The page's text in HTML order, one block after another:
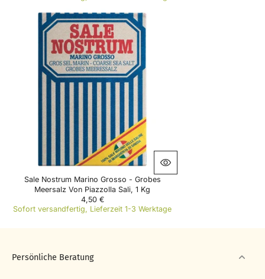
G
U
L
A
R
P
R
I
C
E
4
5
0
€
Sale Nostrum Marino Grosso - Grobes
Meersalz Von Piazzolla Sali, 1 Kg
R
E
A
4,50 €
Sofort versandfertig, Lieferzeit 1-3 Werktage
Persönliche Beratung